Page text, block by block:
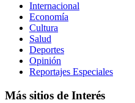
Internacional
Economía
Cultura
Salud
Deportes
Opinión
Reportajes Especiales
Más sitios de Interés